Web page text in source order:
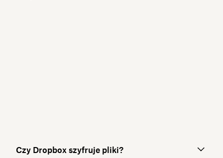
Czy Dropbox szyfruje pliki?